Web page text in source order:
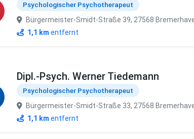
Psychologischer Psychotherapeut
Bürgermeister-Smidt-Straße 39, 27568
1,1 km entfernt
Dipl.-Psych. Werner Tiedemann
Psychologischer Psychotherapeut
Bürgermeister-Smidt-Straße 33, 27568
1,1 km entfernt